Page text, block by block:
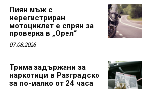
Пиян мъж с
нерегистриран
мотоциклет е спрян за
проверка в „Орел“
07.08.2026
Трима задържани за
наркотици в Разградско
за по-малко от 24 часа